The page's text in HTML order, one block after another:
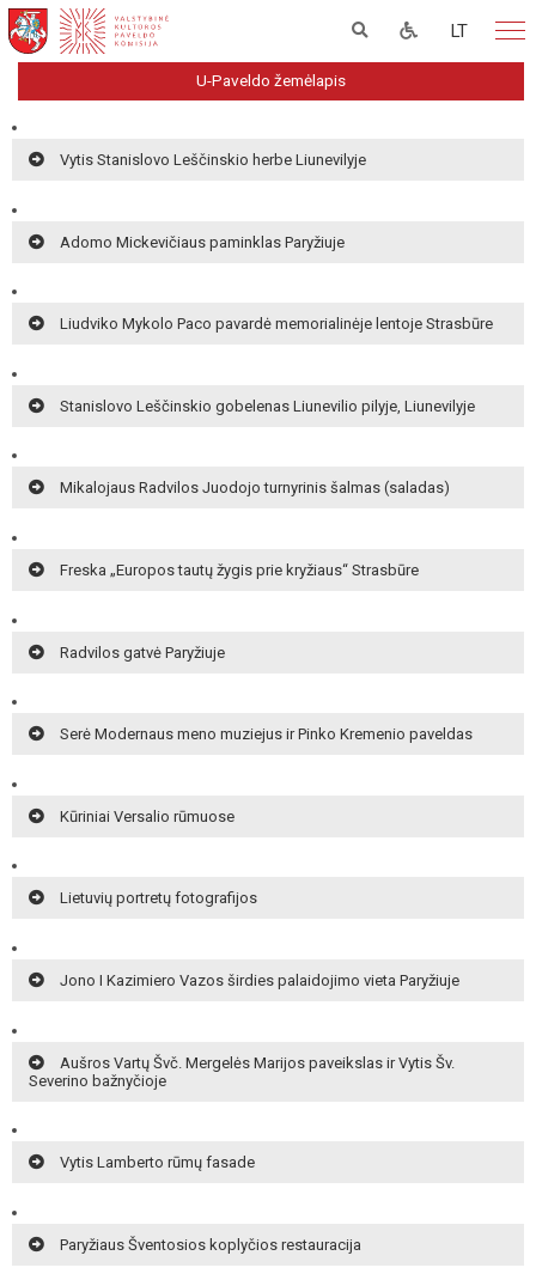
LT
U-Paveldo žemėlapis
Vytis Stanislovo Leščinskio herbe Liunevilyje
Adomo Mickevičiaus paminklas Paryžiuje
Liudviko Mykolo Paco pavardė memorialinėje lentoje Strasbūre
Stanislovo Leščinskio gobelenas Liunevilio pilyje, Liunevilyje
Mikalojaus Radvilos Juodojo turnyrinis šalmas (saladas)
Freska „Europos tautų žygis prie kryžiaus“ Strasbūre
Radvilos gatvė Paryžiuje
Serė Modernaus meno muziejus ir Pinko Kremenio paveldas
Kūriniai Versalio rūmuose
Lietuvių portretų fotografijos
Jono I Kazimiero Vazos širdies palaidojimo vieta Paryžiuje
Aušros Vartų Švč. Mergelės Marijos paveikslas ir Vytis Šv.
Severino bažnyčioje
Vytis Lamberto rūmų fasade
Paryžiaus Šventosios koplyčios restauracija